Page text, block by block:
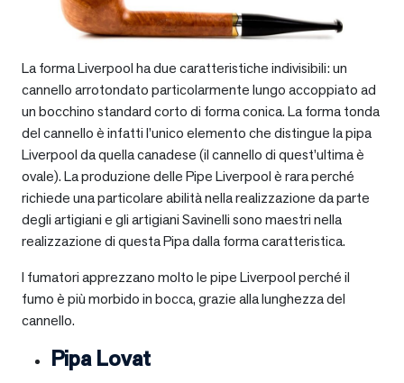
La forma Liverpool ha due caratteristiche indivisibili: un
cannello arrotondato particolarmente lungo accoppiato ad
un bocchino standard corto di forma conica. La forma tonda
del cannello è infatti l’unico elemento che distingue la pipa
Liverpool da quella canadese (il cannello di quest’ultima è
ovale). La produzione delle Pipe Liverpool è rara perché
richiede una particolare abilità nella realizzazione da parte
degli artigiani e gli artigiani Savinelli sono maestri nella
realizzazione di questa Pipa dalla forma caratteristica.
I fumatori apprezzano molto le pipe Liverpool perché il
fumo è più morbido in bocca, grazie alla lunghezza del
cannello.
Pipa Lovat